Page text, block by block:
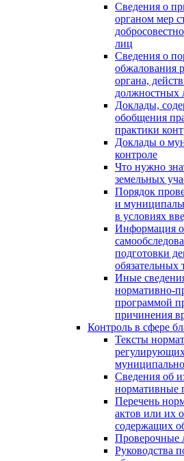
Сведения о
органом мер
лиц
Сведения о
обжалования
органа,
должностных
Доклады,
обобщения
практики
Доклады о
контроле
Что нужно
земельных
Порядок
и
в условиях
Информация о
подготовки
обязательных
Иные
нормативно-
программой
причинения
Контроль в сфере
Тексты
Сведения об
нормативные
Перечень
актов или их
содержащих
Проверочные
Руководства